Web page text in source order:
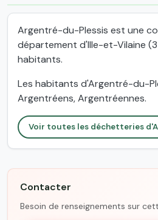
Argentré-du-Plessis est une
département d'Ille-et-Vilaine
habitants.
Les habitants d'Argentré-du-
Argentréens, Argentréennes.
Voir toutes les déchetteries
Contacter
Besoin de renseignements sur